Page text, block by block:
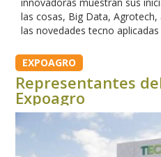
las cosas, Big Data,
las novedades tecno
EXPOAGRO
Representantes
Expoagro